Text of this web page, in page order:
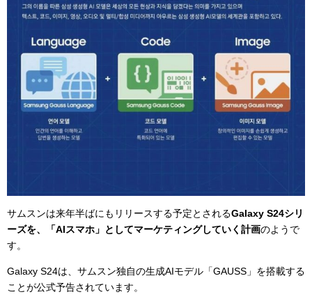
サムスンは来年半ばにもリリースする予定とされるGalaxy S24シリ
ーズを、「AIスマホ」としてマーケティングしていく計画のようで
す。
Galaxy S24は、サムスン独自の生成AIモデル「GAUSS」を搭載する
ことが公式予告されています。